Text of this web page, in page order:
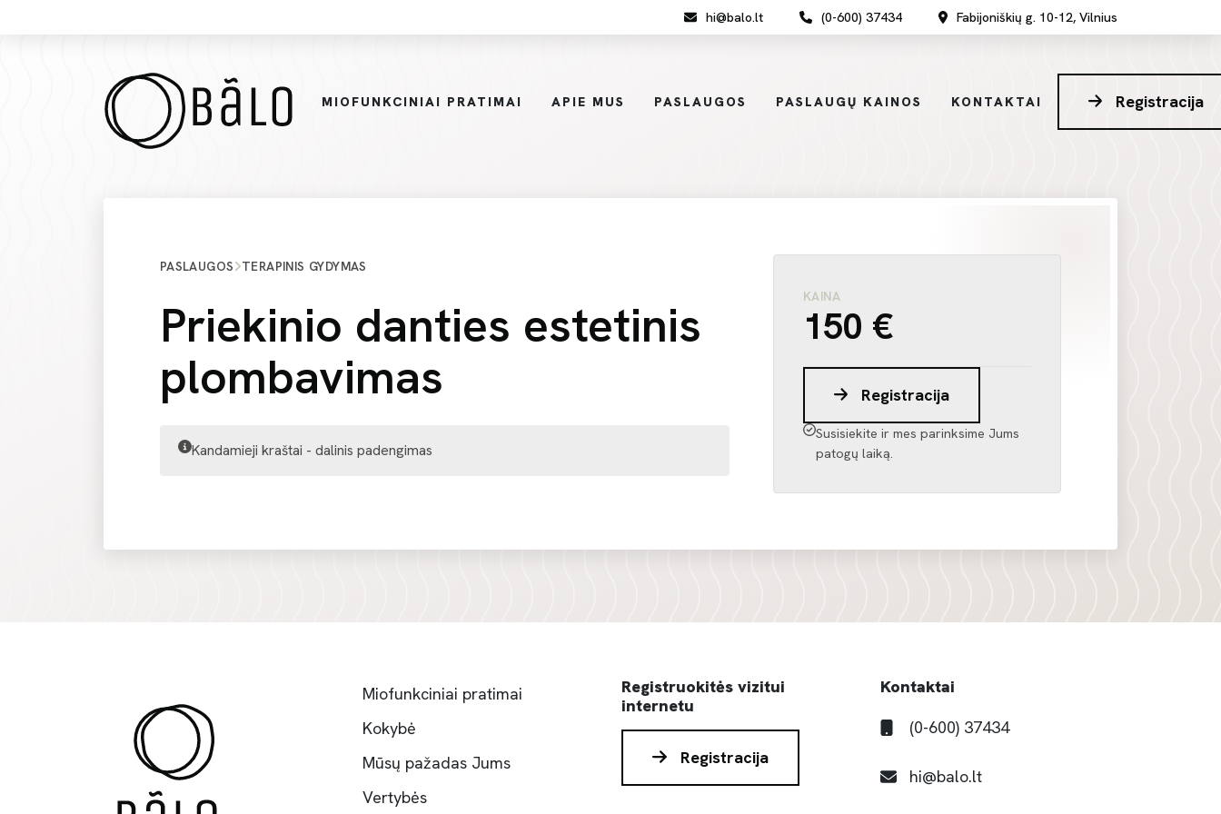
hi@balo.lt (0-600) 37434 Fabijoniškių g. 10-12, Vilnius
MIOFUNKCINIAI PRATIMAI APIE MUS PASLAUGOS PASLAUGŲ KAINOS KONTAKTAI Registracija
PASLAUGOS TERAPINIS GYDYMAS
Priekinio danties estetinis
plombavimas
Kandamieji kraštai - dalinis padengimas
KAINA
150 €
Registracija
Susisiekite ir mes parinksime Jums
patogų laiką.
Miofunkciniai pratimai
Kokybė
Mūsų pažadas Jums
Vertybės
Registruokitės vizitui
internetu
Registracija
Kontaktai
(0-600) 37434
hi@balo.lt